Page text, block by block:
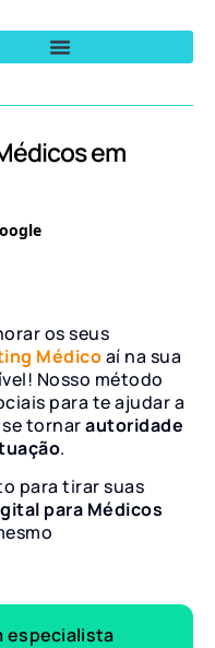
em
os seus
Médicoaí na sua
Nosso método
para te ajudar a
se tornarautoridade
.
para tirar suas
para Médicos
especialista